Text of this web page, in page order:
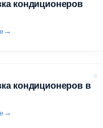
кондиционеров
кондиционеров в